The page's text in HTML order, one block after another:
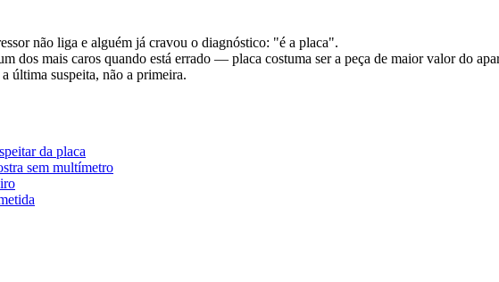
não liga e alguém já cravou o diagnóstico: "é a placa".
dos mais caros quando está errado — placa costuma ser a peça de maior valor do
última suspeita, não a primeira.
da placa
sem multímetro